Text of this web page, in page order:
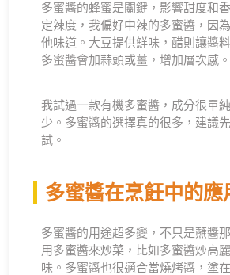
多蜜醬的蜂蜜是關鍵，影響甜度和
定辣度，我偏好中辣的多蜜醬，因
他味道。大豆提供鮮味，醋則讓醬
多蜜醬會加蒜頭或薑，增加層次感。
我試過一款有機多蜜醬，成分很單
少。多蜜醬的選擇真的很多，建議
試。
多蜜醬在烹飪中的應
多蜜醬的用途超多變，不只是蘸醬
用多蜜醬來炒菜，比如多蜜醬炒高
味。多蜜醬也很適合當燒烤醬，塗